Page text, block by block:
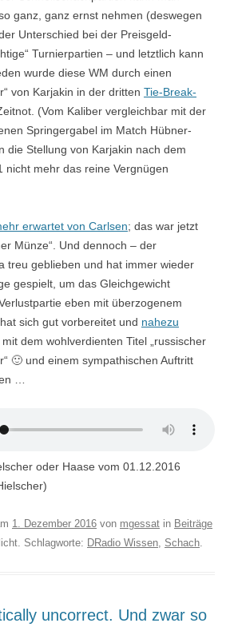
ganz, ganz ernst nehmen (deswegen
Unterschied bei der Preisgeld-
Turnierpartien – und letztlich kann
wurde diese WM durch einen
von Karjakin in der dritten Tie-Break-
(Vom Kaliber vergleichbar mit der
Springergabel im Match Hübner-
die Stellung von Karjakin nach dem
nicht mehr das reine Vergnügen
erwartet von Carlsen; das war jetzt
Münze“. Und dennoch – der
treu geblieben und hat immer wieder
gespielt, um das Gleichgewicht
eben mit überzogenem
sich gut vorbereitet und nahezu
dem wohlverdienten Titel „russischer
🙂 und einem sympathischen Auftritt
…
oder Haase vom 01.12.2016
1. Dezember 2016 von mgessat in Beiträge
Schlagworte: DRadio Wissen, Schach.
uncorrect. Und zwar so